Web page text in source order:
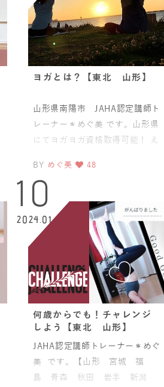
ヨガとは？【東北 山形】
山形県南陽市 JAHA認定講師ト
レーナー＊めぐ美 です。山形県
にてヨガヨガ資格取得可能！ え
BY めぐ美 48
10
2024.01
何歳からでも！チャレンジ
しよう【東北 山形】
JAHA認定講師トレーナー＊めぐ
美 です。【山形 宮城 福
島 青森 秋田 岩手 新潟